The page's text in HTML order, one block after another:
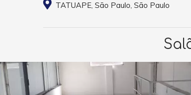
TATUAPE, São Paulo, São Paulo